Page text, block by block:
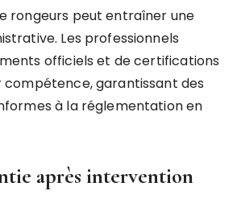
rongeurs peut entraîner une
Les professionnels
officiels et de certifications
garantissant des
à la réglementation en
après intervention